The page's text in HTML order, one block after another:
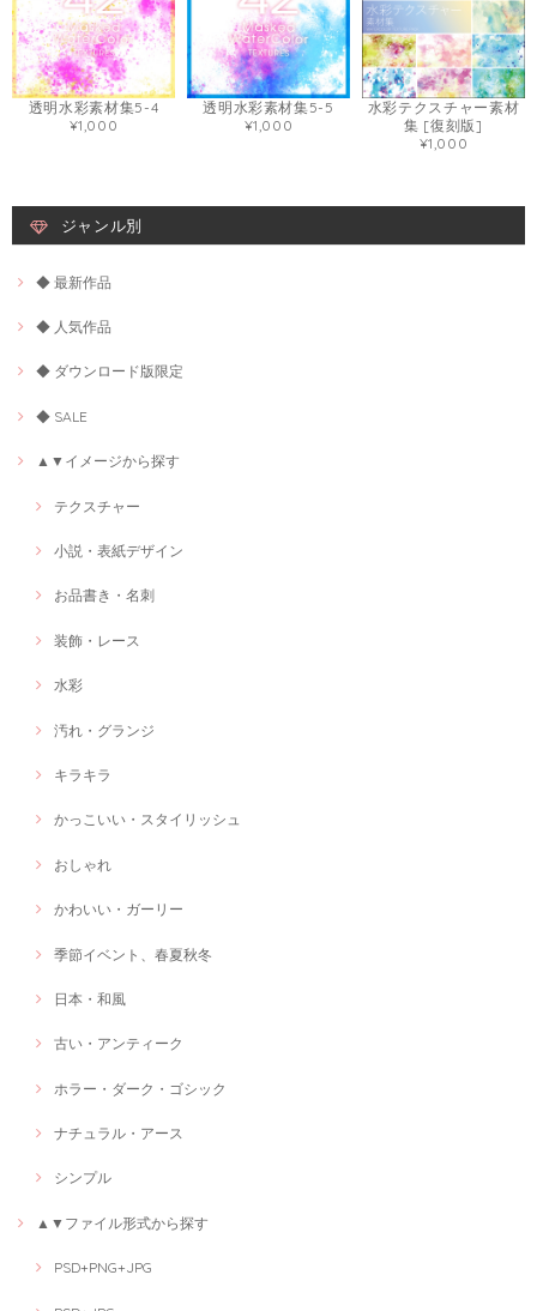
透明水彩素材集5-4
¥1,000
透明水彩素材集5-5
¥1,000
水彩テクスチャー素材
集 [復刻版]
¥1,000
ジャンル別
◆ 最新作品
◆ 人気作品
◆ ダウンロード版限定
◆ SALE
▲▼イメージから探す
テクスチャー
小説・表紙デザイン
お品書き・名刺
装飾・レース
水彩
汚れ・グランジ
キラキラ
かっこいい・スタイリッシュ
おしゃれ
かわいい・ガーリー
季節イベント、春夏秋冬
日本・和風
古い・アンティーク
ホラー・ダーク・ゴシック
ナチュラル・アース
シンプル
▲▼ファイル形式から探す
PSD+PNG+JPG